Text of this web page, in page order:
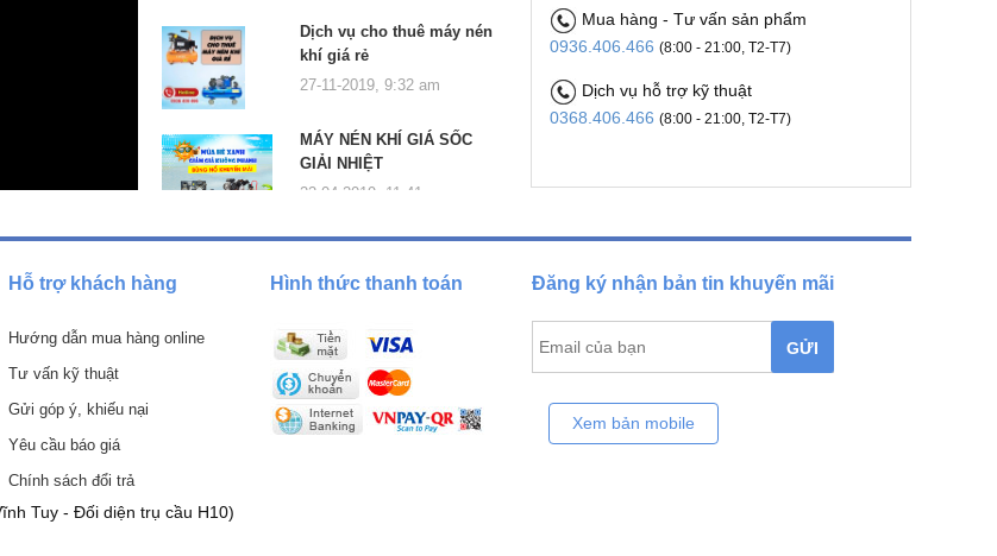
Dịch vụ cho thuê máy nén
khí giá rẻ
27-11-2019, 9:32 am
MÁY NÉN KHÍ GIÁ SỐC
GIẢI NHIỆT
22-04-2019, 11:41 am
Mua hàng - Tư vấn sản phẩm
0936.406.466 (8:00 - 21:00, T2-T7)
Dịch vụ hỗ trợ kỹ thuật
0368.406.466 (8:00 - 21:00, T2-T7)
Hỗ trợ khách hàng
Hướng dẫn mua hàng online
Tư vấn kỹ thuật
Gửi góp ý, khiếu nại
Yêu cầu báo giá
Chính sách đổi trả
Hình thức thanh toán Đăng ký nhận bản tin khuyến mãi
GỬI
Xem bản mobile
Tuy - Đối diện trụ cầu H10)